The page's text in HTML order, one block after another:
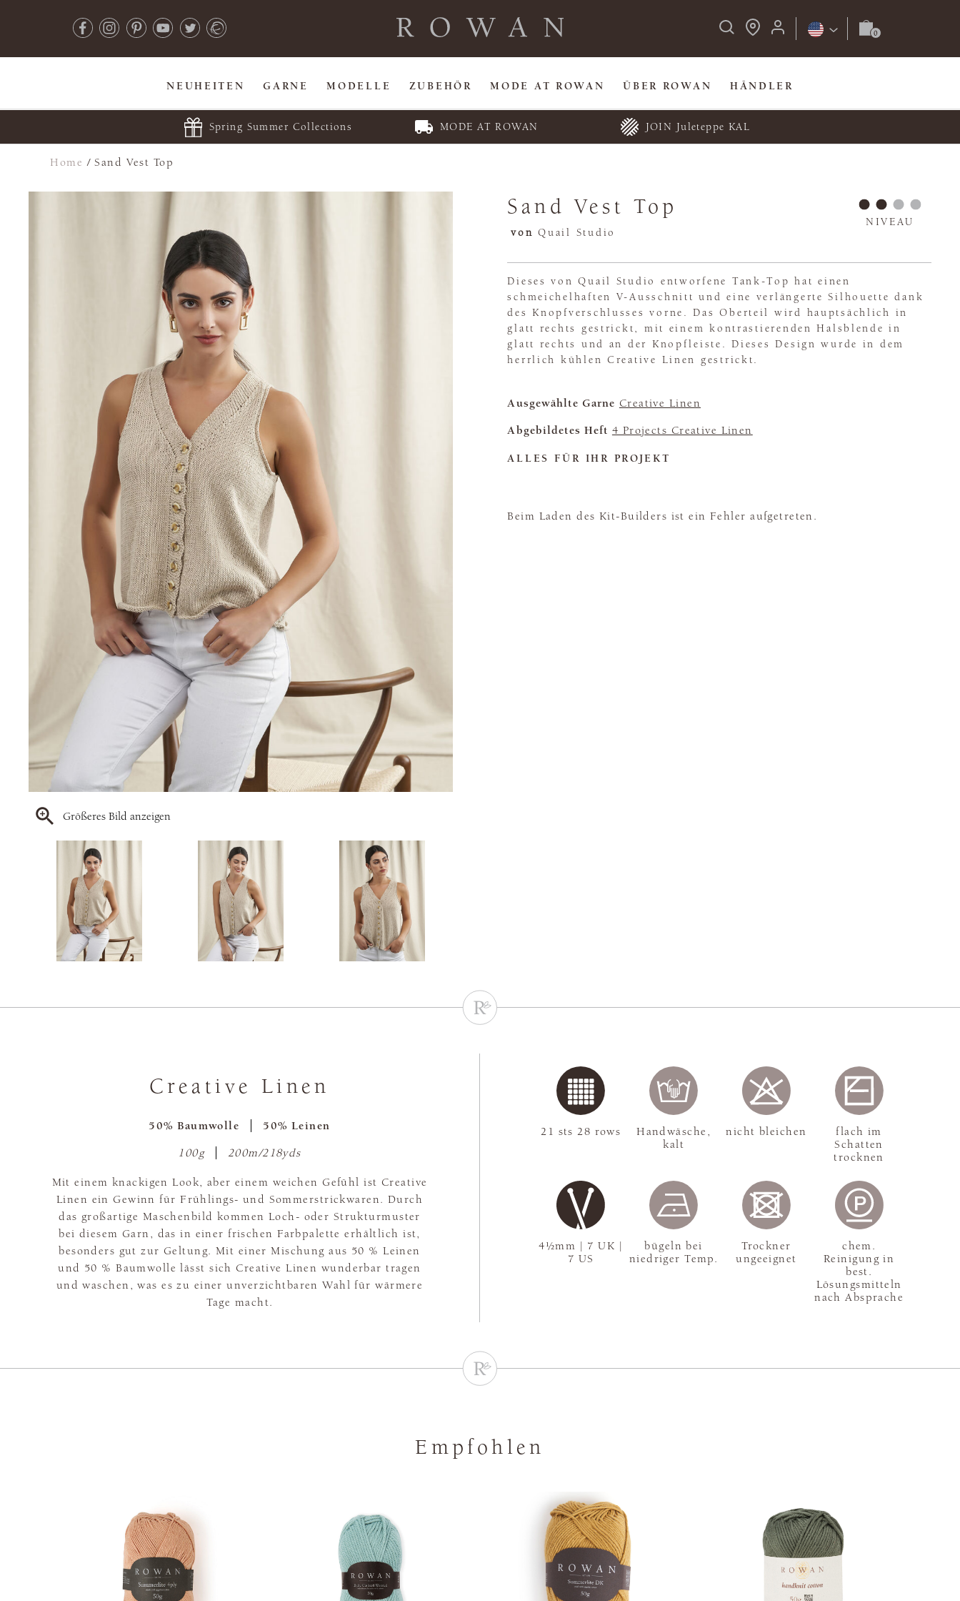
NEUHEITEN GARNE MODELLE ZUBEHÖR MODE AT ROWAN ÜBER ROWAN HÄNDLER
Spring Summer Collections MODE AT ROWAN JOIN Juleteppe KAL
Home /Sand Vest Top
Größeres Bild anzeigen
Sand Vest Top
von Quail Studio
NIVEAU
Dieses von Quail Studio entworfene Tank-Top hat einen
schmeichelhaften V-Ausschnitt und eine verlängerte Silhouette dank
des Knopfverschlusses vorne. Das Oberteil wird hauptsächlich in
glatt rechts gestrickt, mit einem kontrastierenden Halsblende in
glatt rechts und an der Knopfleiste. Dieses Design wurde in dem
herrlich kühlen Creative Linen gestrickt.
Ausgewählte Garne Creative Linen
Abgebildetes Heft 4 Projects Creative Linen
ALLES FÜR IHR PROJEKT
Beim Laden des Kit-Builders ist ein Fehler aufgetreten.
Creative Linen
50% Baumwolle 50% Leinen
100g 200m/218yds
Mit einem knackigen Look, aber einem weichen Gefühl ist Creative
Linen ein Gewinn für Frühlings- und Sommerstrickwaren. Durch
das großartige Maschenbild kommen Loch- oder Strukturmuster
bei diesem Garn, das in einer frischen Farbpalette erhältlich ist,
besonders gut zur Geltung. Mit einer Mischung aus 50 % Leinen
und 50 % Baumwolle lässt sich Creative Linen wunderbar tragen
und waschen, was es zu einer unverzichtbaren Wahl für wärmere
Tage macht.
4½mm | 7 UK |
7 US
21 sts 28 rows
Handwäsche,
kalt
nicht bleichen
flach im
Schatten
trocknen
bügeln bei
niedriger Temp.
Trockner
ungeeignet
chem.
Reinigung in
best.
Lösungsmitteln
nach Absprache
Empfohlen